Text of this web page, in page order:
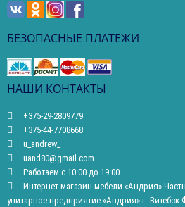
БЕЗОПАСНЫЕ ПЛАТЕЖИ
НАШИ КОНТАКТЫ
+375-29-2809779
+375-44-7708668
u_andrew_
uand80@gmail.com
Работаем с 10:00 до 19:00
Интернет-магазин мебели «Андрия»
унитарное предприятие «Андрия» г. Витебск